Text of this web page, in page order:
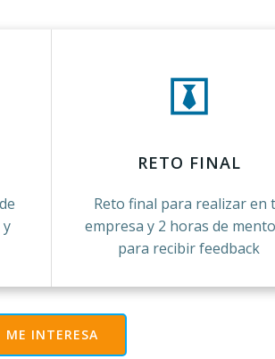
RETO FINAL
Reto final para realizar en
empresa y 2 horas de
para recibir feedback
ME INTERESA